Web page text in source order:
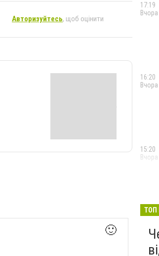
Авторизуйтесь, щоб оцінити
🙂
17:19
Вчора
16:20
Вчора
15:20
Вчора
Вчора
ТОП